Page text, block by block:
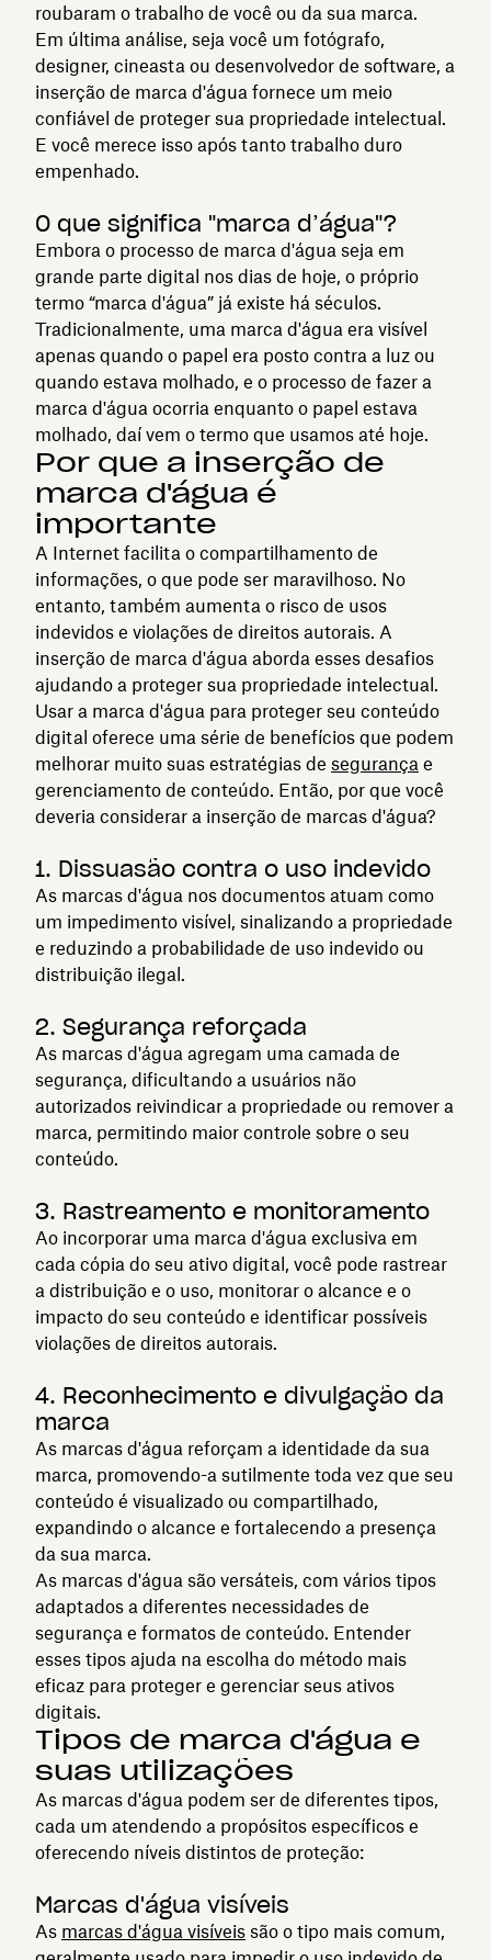
roubaram o trabalho de você ou da sua marca.
Em última análise, seja você um fotógrafo,
designer, cineasta ou desenvolvedor de software, a
inserção de marca d'água fornece um meio
confiável de proteger sua propriedade intelectual.
E você merece isso após tanto trabalho duro
empenhado.
O que significa "marca d’água"?
Embora o processo de marca d'água seja em
grande parte digital nos dias de hoje, o próprio
termo “marca d'água” já existe há séculos.
Tradicionalmente, uma marca d'água era visível
apenas quando o papel era posto contra a luz ou
quando estava molhado, e o processo de fazer a
marca d'água ocorria enquanto o papel estava
molhado, daí vem o termo que usamos até hoje.
Por que a inserção de
marca d'água é
importante
A Internet facilita o compartilhamento de
informações, o que pode ser maravilhoso. No
entanto, também aumenta o risco de usos
indevidos e violações de direitos autorais. A
inserção de marca d'água aborda esses desafios
ajudando a proteger sua propriedade intelectual.
Usar a marca d'água para proteger seu conteúdo
digital oferece uma série de benefícios que podem
melhorar muito suas estratégias de segurança e
gerenciamento de conteúdo. Então, por que você
deveria considerar a inserção de marcas d'água?
1. Dissuasão contra o uso indevido
As marcas d'água nos documentos atuam como
um impedimento visível, sinalizando a propriedade
e reduzindo a probabilidade de uso indevido ou
distribuição ilegal.
2. Segurança reforçada
As marcas d'água agregam uma camada de
segurança, dificultando a usuários não
autorizados reivindicar a propriedade ou remover a
marca, permitindo maior controle sobre o seu
conteúdo.
3. Rastreamento e monitoramento
Ao incorporar uma marca d'água exclusiva em
cada cópia do seu ativo digital, você pode rastrear
a distribuição e o uso, monitorar o alcance e o
impacto do seu conteúdo e identificar possíveis
violações de direitos autorais.
4. Reconhecimento e divulgação da
marca
As marcas d'água reforçam a identidade da sua
marca, promovendo-a sutilmente toda vez que seu
conteúdo é visualizado ou compartilhado,
expandindo o alcance e fortalecendo a presença
da sua marca.
As marcas d'água são versáteis, com vários tipos
adaptados a diferentes necessidades de
segurança e formatos de conteúdo. Entender
esses tipos ajuda na escolha do método mais
eficaz para proteger e gerenciar seus ativos
digitais.
Tipos de marca d'água e
suas utilizações
As marcas d'água podem ser de diferentes tipos,
cada um atendendo a propósitos específicos e
oferecendo níveis distintos de proteção:
Marcas d'água visíveis
As marcas d'água visíveis são o tipo mais comum,